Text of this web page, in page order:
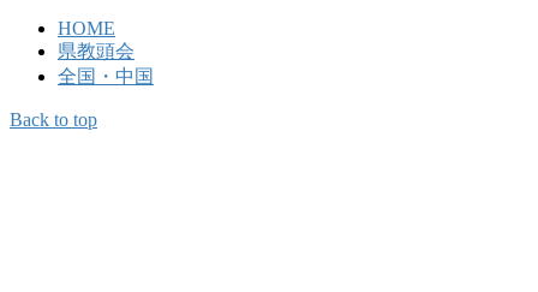
HOME
県教頭会
全国・中国
Back to top